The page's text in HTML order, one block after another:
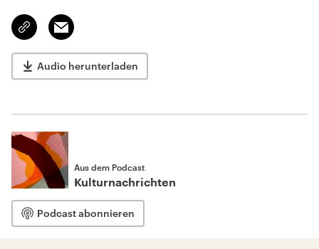
Link
kopieren/teilen
Email
Audio herunterladen
Aus dem Podcast
Kulturnachrichten
Podcast abonnieren